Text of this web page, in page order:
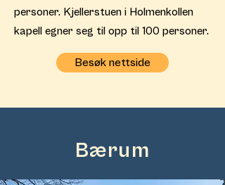
personer. Kjellerstuen i Holmenkollen
kapell egner seg til opp til 100 personer.
Besøk nettside
Bærum